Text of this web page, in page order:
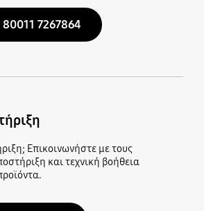
7267864
Επικοινωνήστε με τους
και τεχνική βοήθεια